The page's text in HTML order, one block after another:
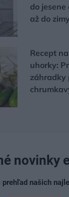
do
až do
Recept
uhorky:
záhradky
novinky
prehľad našich